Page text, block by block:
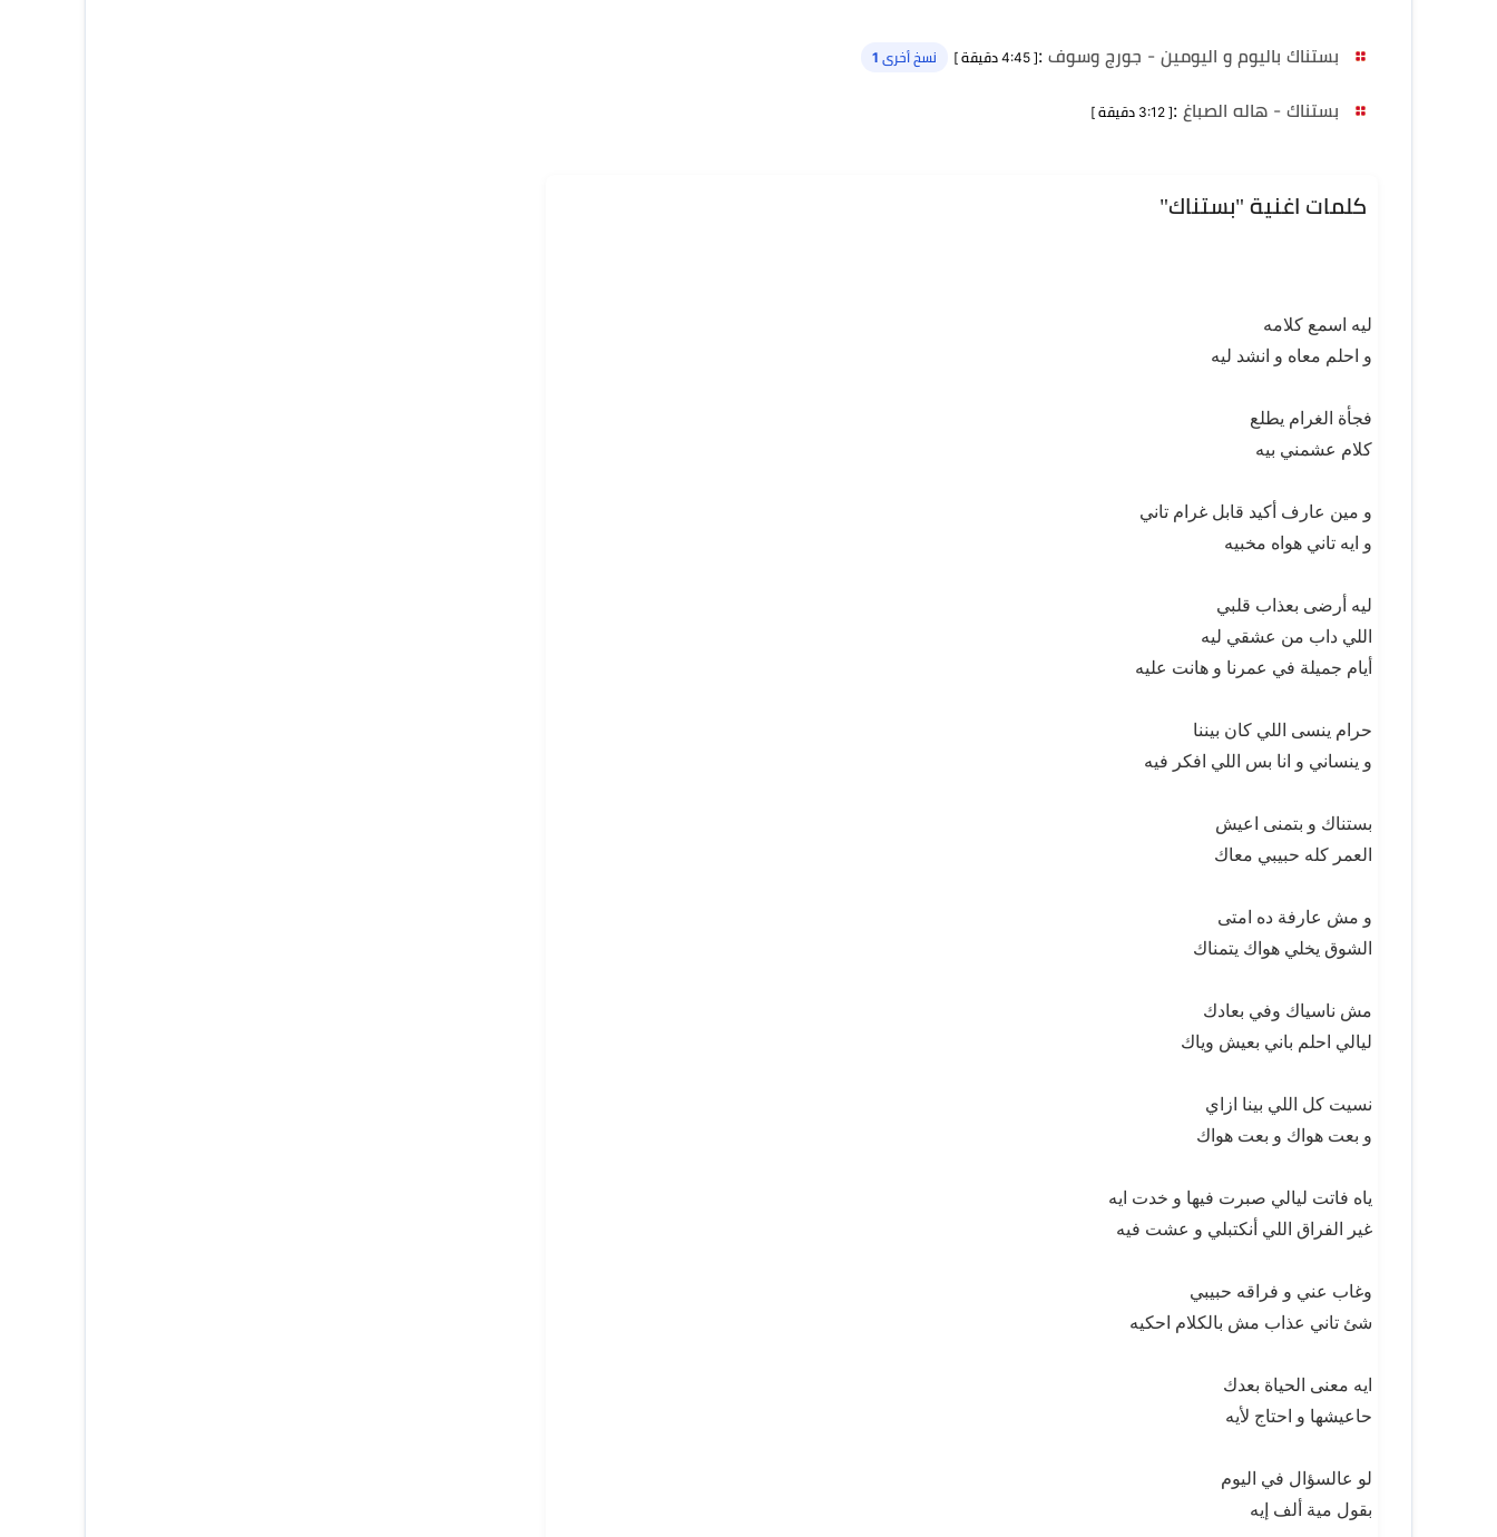
بستناك باليوم و اليومين - جورج وسوف :[ 4:45 دقيقة ] نسخ أخرى 1
بستناك - هاله الصباغ :[ 3:12 دقيقة ]
كلمات اغنية "بستناك"
ليه اسمع كلامه
و احلم معاه و انشد ليه
فجأة الغرام يطلع
كلام عشمني بيه
و مين عارف أكيد قابل غرام تاني
و ايه تاني هواه مخبيه
ليه أرضى بعذاب قلبي
اللي داب من عشقي ليه
أيام جميلة في عمرنا و هانت عليه
حرام ينسى اللي كان بيننا
و ينساني و انا بس اللي افكر فيه
بستناك و بتمنى اعيش
العمر كله حبيبي معاك
و مش عارفة ده امتى
الشوق يخلي هواك يتمناك
مش ناسياك وفي بعادك
ليالي احلم باني بعيش وياك
نسيت كل اللي بينا ازاي
و بعت هواك و بعت هواك
ياه فاتت ليالي صبرت فيها و خدت ايه
غير الفراق اللي أنكتبلي و عشت فيه
وغاب عني و فراقه حبيبي
شئ تاني عذاب مش بالكلام احكيه
ايه معنى الحياة بعدك
حاعيشها و احتاج لأيه
لو عالسؤال في اليوم
بقول مية ألف إيه